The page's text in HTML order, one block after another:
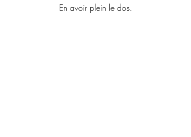
En avoir plein le dos.